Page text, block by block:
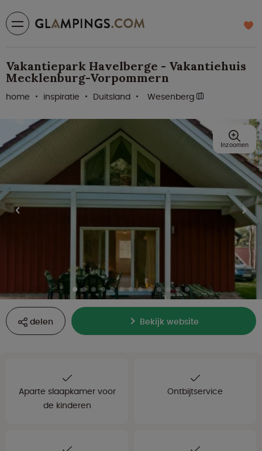
Vakantiepark Havelberge - Vakantiehuis
Mecklenburg-Vorpommern
home inspiratie Duitsland Wesenberg
delen Bekijk website
Inzoomen
Aparte slaapkamer voor
de kinderen
Ontbijtservice